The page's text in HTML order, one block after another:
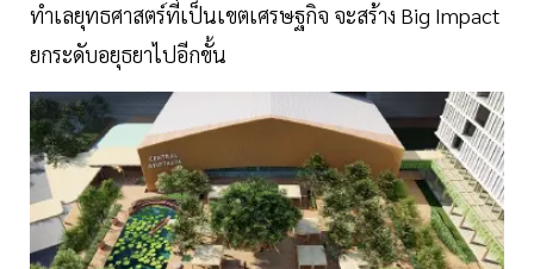
ทำเลยุทธศาสตร์ที่เป็นเขตเศรษฐกิจ จะสร้าง Big Impact
ยกระดับอยุธยาไปอีกขั้น